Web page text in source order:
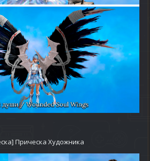
Прическа Художника